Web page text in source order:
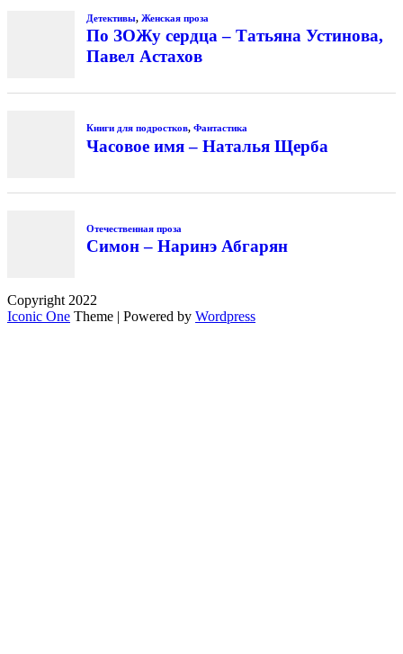
Детективы, Женская проза
По ЗОЖу сердца – Татьяна Устинова,
Павел Астахов
Книги для подростков, Фантастика
Часовое имя – Наталья Щерба
Отечественная проза
Симон – Наринэ Абгарян
Copyright 2022
Iconic One Theme | Powered by Wordpress